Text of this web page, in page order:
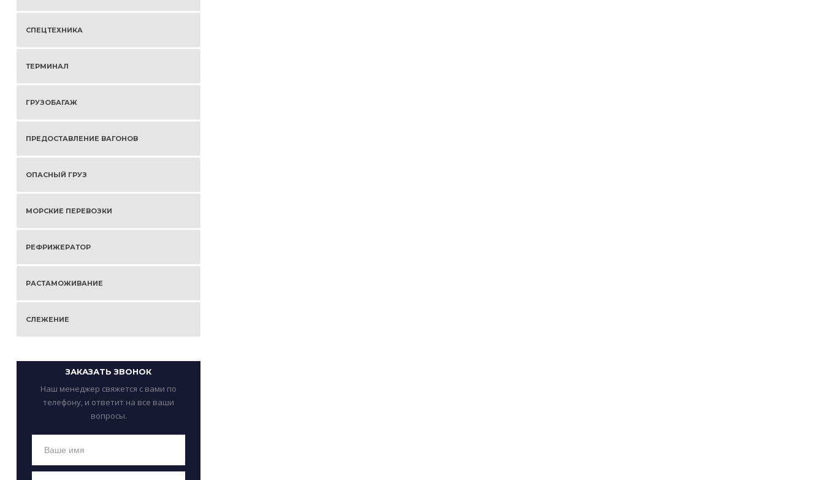
СПЕЦТЕХНИКА
ТЕРМИНАЛ
ГРУЗОБАГАЖ
ПРЕДОСТАВЛЕНИЕ ВАГОНОВ
ОПАСНЫЙ ГРУЗ
МОРСКИЕ ПЕРЕВОЗКИ
РЕФРИЖЕРАТОР
РАСТАМОЖИВАНИЕ
СЛЕЖЕНИЕ
ЗАКАЗАТЬ ЗВОНОК
Наш менеджер свяжется с вами по
телефону, и ответит на все ваши
вопросы.